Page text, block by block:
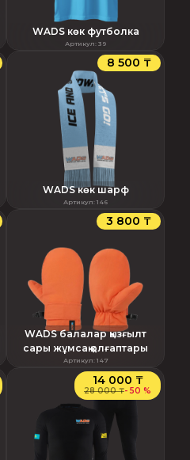
WADS көк футболка
Артикул: 39
8 500 ₸
WADS көк шарф
Артикул: 146
3 800 ₸
WADS балалар қызғылт
сары жұмсақ қолғаптары
Артикул: 147
14 000 ₸
28 000 ₸- 50 %